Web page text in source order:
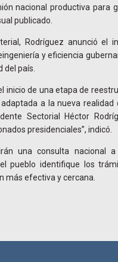
nacional productiva para
publicado.
Rodríguez anunció el
y eficiencia
del país.
inicio de una etapa de
a la nueva realidad
Sectorial Héctor
presidenciales”, indicó.
una consulta nacional
pueblo identifique los
más efectiva y cercana.